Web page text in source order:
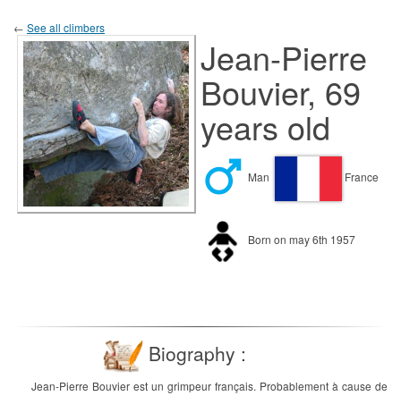
← See all climbers
Jean-Pierre
Bouvier, 69
years old
Man France
Born on may 6th 1957
Biography :
Jean-Pierre Bouvier est un grimpeur français. Probablement à cause de